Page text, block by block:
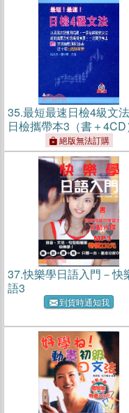
35.最短最速日檢4級文
日檢攜帶本3（書＋4CD
絕版無法訂購
37.快樂學日語入門－快
語3
到貨時通知我